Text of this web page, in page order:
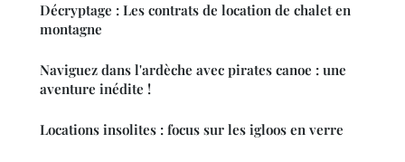
Décryptage : Les contrats de location de chalet en
montagne
Naviguez dans l'ardèche avec pirates canoe : une
aventure inédite !
Locations insolites : focus sur les igloos en verre